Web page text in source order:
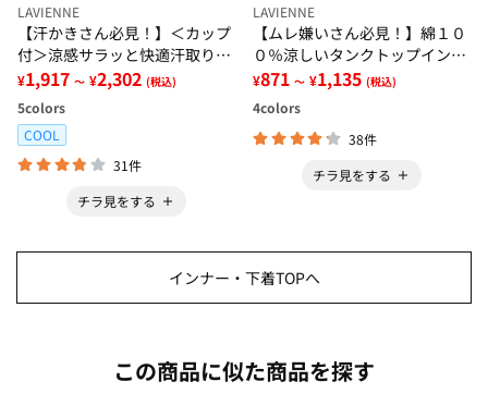
LAVIENNE
【汗かきさん必見！】＜カップ
付＞涼感サラッと快適汗取りタ
ンクトップインナー＜さらりラ
ボ＞
¥1,917 ～ ¥2,302 (税込)
5colors
COOL
31件
チラ見をする
LAVIENNE
【ムレ嫌いさん必見！】綿１０
０％涼しいタンクトップインナ
ー＜さらりラボ＞
¥871 ～ ¥1,135 (税込)
4colors
38件
チラ見をする
インナー・下着TOPへ
この商品に似た商品を探す